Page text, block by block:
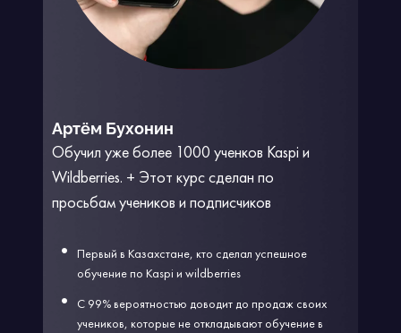
Артём Бухонин
Обучил уже более 1000 ученков Kaspi и
Wildberries. + Этот курс сделан по
просьбам учеников и подписчиков
Первый в Казахстане, кто сделал успешное
обучение по Kaspi и wildberries
С 99% вероятностью доводит до продаж своих
учеников, которые не откладывают обучение в